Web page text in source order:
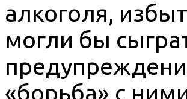
алкоголя,
могли бы
«борьба» с